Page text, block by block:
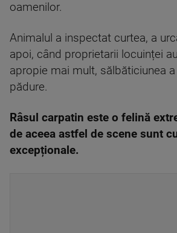
oamenilor.
Animalul a inspectat curtea, a
apoi, când proprietarii locuinței
apropie mai mult, sălbăticiunea
pădure.
Râsul carpatin este o felină
de aceea astfel de scene sunt
excepționale.